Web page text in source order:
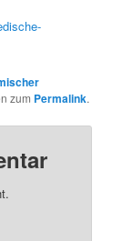
zum Permalink.